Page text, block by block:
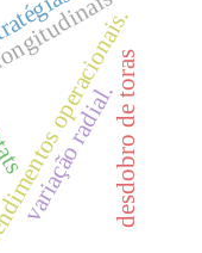
operacionais.
desdobro de toras
variação radial.